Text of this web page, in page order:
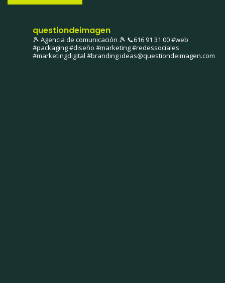
questiondeimagen
🎾 Agencia de comunicación 🎾 📞616 91 31 00#web
#packaging #diseño #marketing #redessociales
#marketingdigital #brandingideas@questiondeimagen.com